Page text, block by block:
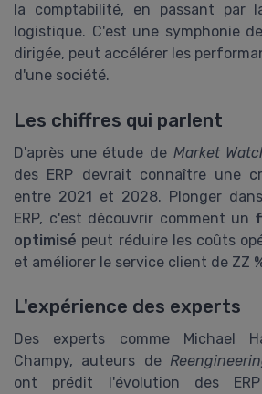
la comptabilité, en passant par
logistique. C'est une symphonie
dirigée, peut accélérer les
d'une société.
Les chiffres qui parlent
D'après une étude de Market
des ERP devrait connaître une
entre 2021 et 2028. Plonger
ERP, c'est découvrir comment un
optimisé peut réduire les coûts
et améliorer le service client de ZZ
L'expérience des experts
Des experts comme Michael
Champy, auteurs de
ont prédit l'évolution des